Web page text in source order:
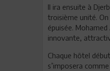
Il ira ensuite à
troisième unité.
épuisée.
innovante,
Chaque hôtel
s’imposera